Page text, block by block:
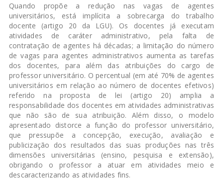
Quando propõe a redução nas vagas de agentes
universitários, está implícita a sobrecarga do trabalho
docente (artigo 20 da LGU). Os docentes já executam
atividades de caráter administrativo, pela falta de
contratação de agentes há décadas; a limitação do número
de vagas para agentes administrativos aumenta as tarefas
dos docentes, para além das atribuições do cargo de
professor universitário. O percentual (em até 70% de agentes
universitários em relação ao número de docentes efetivos)
referido na proposta de lei (artigo 20) amplia a
responsabilidade dos docentes em atividades administrativas
que não são de sua atribuição. Além disso, o modelo
apresentado distorce a função do professor universitário,
que pressupõe a concepção, execução, avaliação e
publicização dos resultados das suas produções nas três
dimensões universitárias (ensino, pesquisa e extensão),
obrigando o professor a atuar em atividades meio e
descaracterizando as atividades fins.